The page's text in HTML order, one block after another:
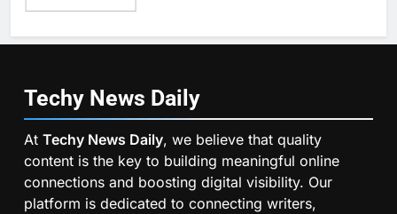
Techy News Daily
At Techy News Daily, we believe that quality
content is the key to building meaningful online
connections and boosting digital visibility. Our
platform is dedicated to connecting writers,